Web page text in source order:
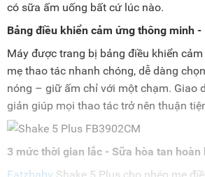
có sữa ấm uống bất cứ lúc nào.
Bảng điều khiển cảm ứng thông minh -
Máy được trang bị bảng điều khiển
mẹ thao tác nhanh chóng, dễ dàng
nóng – giữ ấm chỉ với một chạm. Giao
giản giúp mọi thao tác trở nên thuận
3 mức thời gian lắc - Sữa hòa tan hoàn